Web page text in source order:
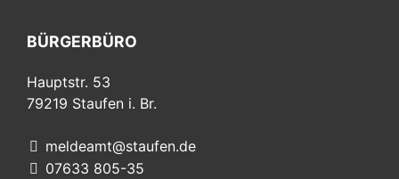
BÜRGERBÜRO
Hauptstr. 53
79219 Staufen i. Br.
meldeamt@staufen.de
07633 805-35